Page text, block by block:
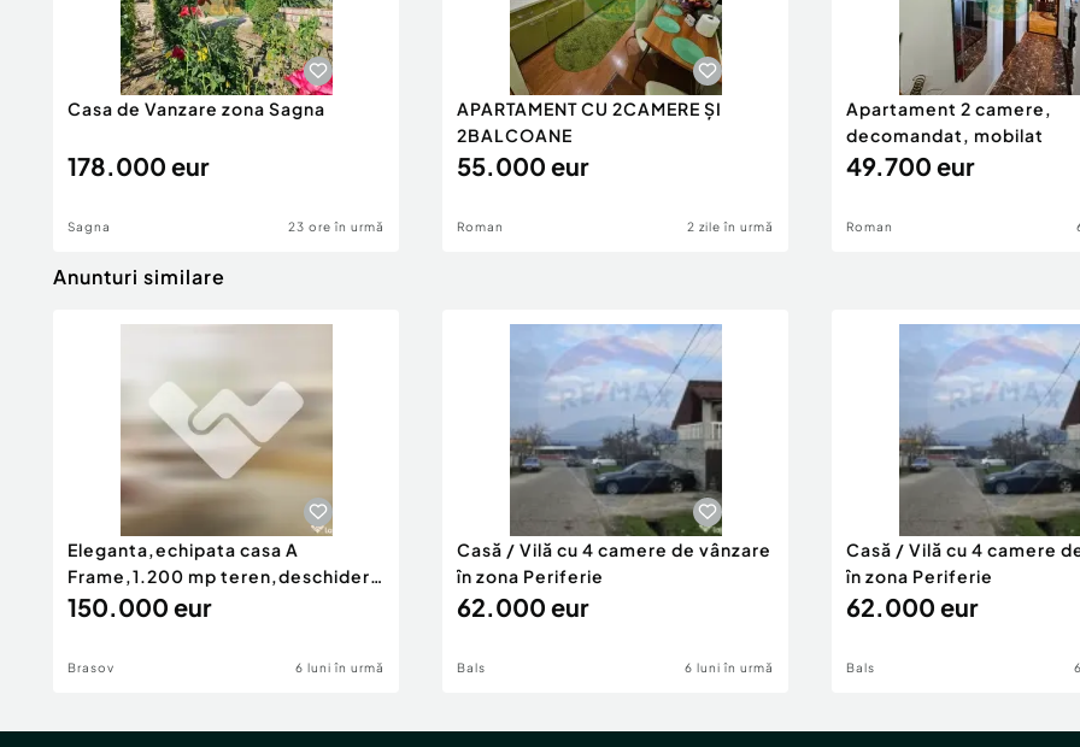
Casa de Vanzare zona Sagna
178.000 eur
Sagna 23 ore în urmă
APARTAMENT CU 2CAMERE ȘI
2BALCOANE
55.000 eur
Roman 2 zile în urmă
Apartament 2 camere,
decomandat, mobilat
49.700 eur
Roman
Anunturi similare
Eleganta,echipata casa A
Frame,1.200 mp teren,deschidere
Pia
150.000 eur
Brasov 6 luni în urmă
Casă / Vilă cu 4 camere de vânzare
în zona Periferie
62.000 eur
Bals 6 luni în urmă
Casă / Vilă cu 4 camere
în zona Periferie
62.000 eur
Bals